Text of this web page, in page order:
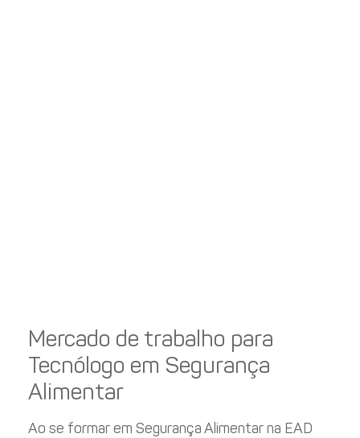
Mercado de trabalho para
Tecnólogo em Segurança
Alimentar
Ao se formar em Segurança Alimentar na EAD